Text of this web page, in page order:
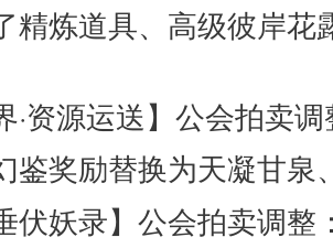
精炼道具、高级彼岸
·资源运送】公会拍卖
鉴奖励替换为天凝甘
伏妖录】公会拍卖调整